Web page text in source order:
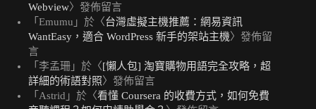
Webview〉發佈留言
「 Emumu 」於〈台灣虛擬主機推薦：網易資訊
WantEasy，適合 WordPress 新手的架站主機〉發佈留
言
「 李孟珊 」於〈[懶人包] 淘寶購物用語完全攻略，超
詳細的術語對照〉發佈留言
「 Astrid 」於〈看懂 Coursera 的收費方式，如何免費